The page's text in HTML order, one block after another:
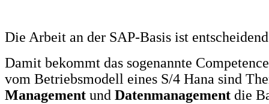
Die Arbeit an der SAP-Basis ist
Damit bekommt das sogenannte
vom Betriebsmodell eines S/4 Hana sind
Management und Datenmanagement die